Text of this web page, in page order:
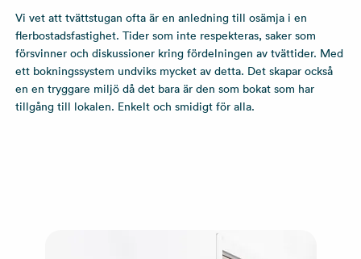
Vi vet att tvättstugan ofta är en anledning till osämja i en
flerbostadsfastighet. Tider som inte respekteras, saker som
försvinner och diskussioner kring fördelningen av tvättider. Med
ett bokningssystem undviks mycket av detta. Det skapar också
en en tryggare miljö då det bara är den som bokat som har
tillgång till lokalen. Enkelt och smidigt för alla.